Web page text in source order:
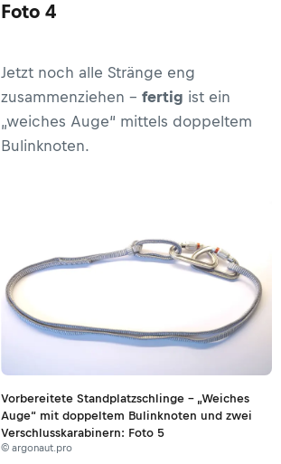
Foto 4
Jetzt noch alle Stränge eng
zusammenziehen – fertig ist ein
„weiches Auge“ mittels doppeltem
Bulinknoten.
Vorbereitete Standplatzschlinge – „Weiches
Auge“ mit doppeltem Bulinknoten und zwei
Verschlusskarabinern: Foto 5
© argonaut.pro